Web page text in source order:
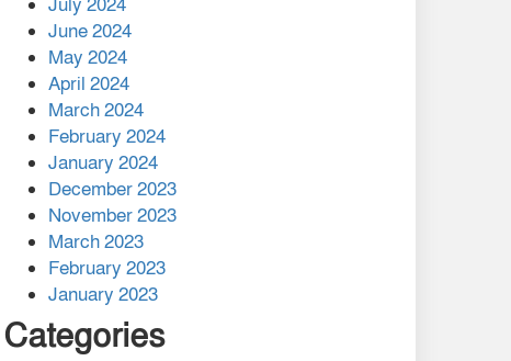
July 2024
June 2024
May 2024
April 2024
March 2024
February 2024
January 2024
December 2023
November 2023
March 2023
February 2023
January 2023
Categories